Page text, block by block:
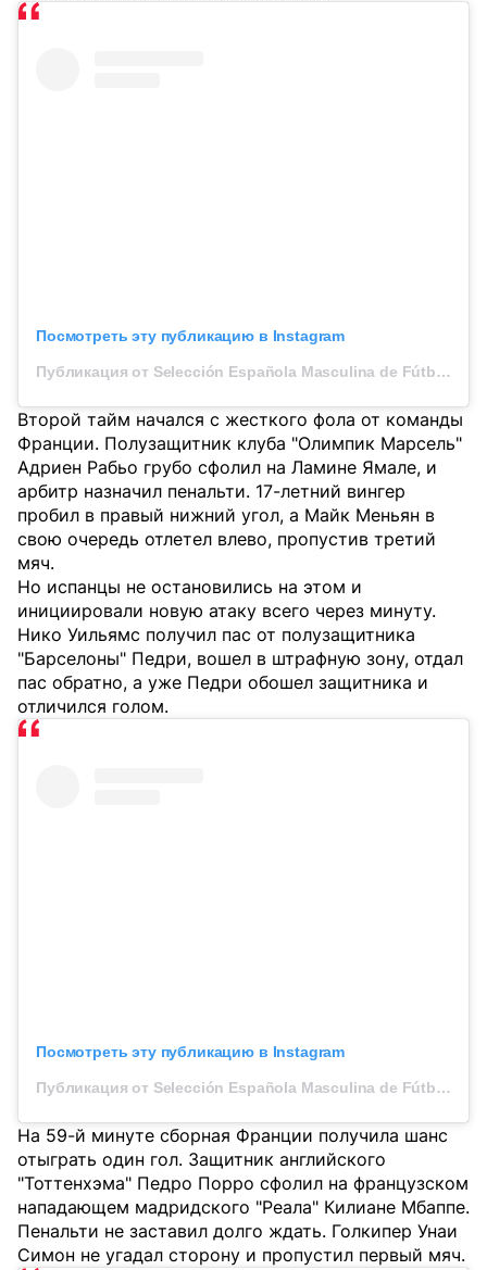
Посмотреть эту публикацию в Instagram
Публикация от Selección Española Masculina de Fútbol (@sefutbol)
Второй тайм начался с жесткого фола от команды
Франции. Полузащитник клуба "Олимпик Марсель"
Адриен Рабьо грубо сфолил на Ламине Ямале, и
арбитр назначил пенальти. 17-летний вингер
пробил в правый нижний угол, а Майк Меньян в
свою очередь отлетел влево, пропустив третий
мяч.
Но испанцы не остановились на этом и
инициировали новую атаку всего через минуту.
Нико Уильямс получил пас от полузащитника
"Барселоны" Педри, вошел в штрафную зону, отдал
пас обратно, а уже Педри обошел защитника и
отличился голом.
Посмотреть эту публикацию в Instagram
Публикация от Selección Española Masculina de Fútbol (@sefutbol)
На 59-й минуте сборная Франции получила шанс
отыграть один гол. Защитник английского
"Тоттенхэма" Педро Порро сфолил на французском
нападающем мадридского "Реала" Килиане Мбаппе.
Пенальти не заставил долго ждать. Голкипер Унаи
Симон не угадал сторону и пропустил первый мяч.